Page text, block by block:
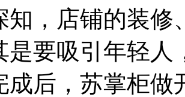
知，店铺的装修
是要吸引年轻人
成后，苏掌柜做